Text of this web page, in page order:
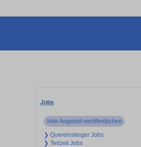
Jobs
Hier Angebot veröffentlichen
❯ Quereinsteiger Jobs
❯ Teilzeit Jobs